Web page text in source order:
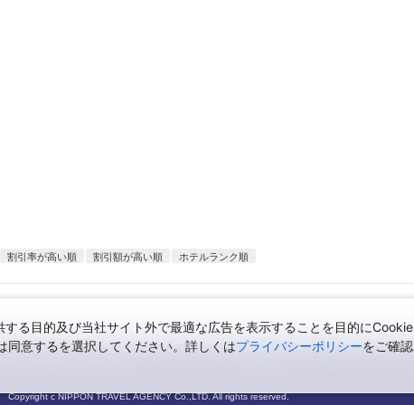
割引率が高い順 割引額が高い順 ホテルランク順
Copyright c NIPPON TRAVEL AGENCY Co.,LTD. All rights reserved.
る目的及び当社サイト外で最適な広告を表示することを目的にCookie
意するを選択してください。詳しくはプライバシーポリシーをご確認